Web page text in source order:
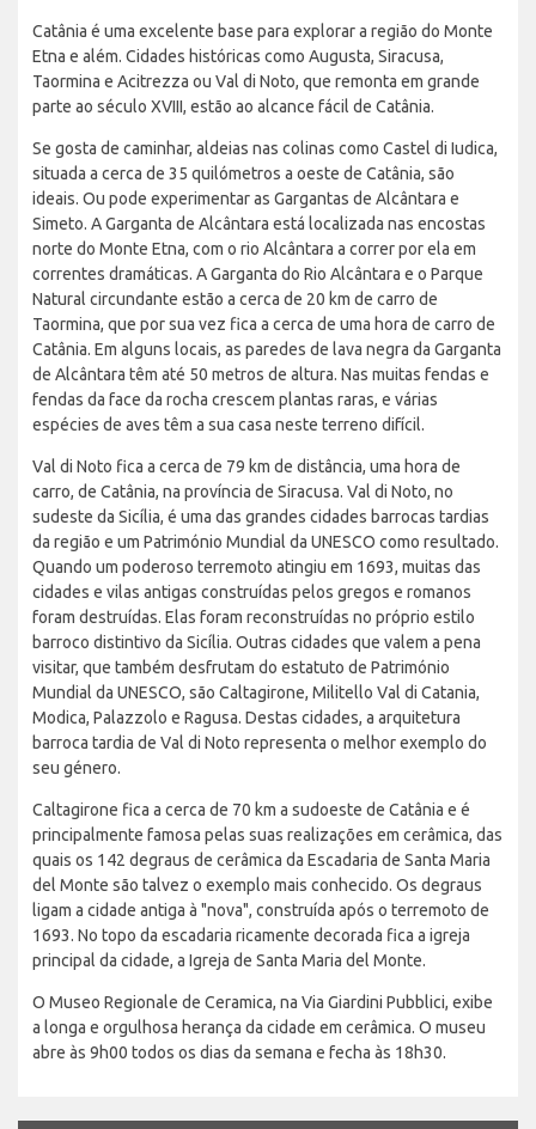
Catânia é uma excelente base para explorar a região do Monte
Etna e além. Cidades históricas como Augusta, Siracusa,
Taormina e Acitrezza ou Val di Noto, que remonta em grande
parte ao século XVIII, estão ao alcance fácil de Catânia.
Se gosta de caminhar, aldeias nas colinas como Castel di Iudica,
situada a cerca de 35 quilómetros a oeste de Catânia, são
ideais. Ou pode experimentar as Gargantas de Alcântara e
Simeto. A Garganta de Alcântara está localizada nas encostas
norte do Monte Etna, com o rio Alcântara a correr por ela em
correntes dramáticas. A Garganta do Rio Alcântara e o Parque
Natural circundante estão a cerca de 20 km de carro de
Taormina, que por sua vez fica a cerca de uma hora de carro de
Catânia. Em alguns locais, as paredes de lava negra da Garganta
de Alcântara têm até 50 metros de altura. Nas muitas fendas e
fendas da face da rocha crescem plantas raras, e várias
espécies de aves têm a sua casa neste terreno difícil.
Val di Noto fica a cerca de 79 km de distância, uma hora de
carro, de Catânia, na província de Siracusa. Val di Noto, no
sudeste da Sicília, é uma das grandes cidades barrocas tardias
da região e um Património Mundial da UNESCO como resultado.
Quando um poderoso terremoto atingiu em 1693, muitas das
cidades e vilas antigas construídas pelos gregos e romanos
foram destruídas. Elas foram reconstruídas no próprio estilo
barroco distintivo da Sicília. Outras cidades que valem a pena
visitar, que também desfrutam do estatuto de Património
Mundial da UNESCO, são Caltagirone, Militello Val di Catania,
Modica, Palazzolo e Ragusa. Destas cidades, a arquitetura
barroca tardia de Val di Noto representa o melhor exemplo do
seu género.
Caltagirone fica a cerca de 70 km a sudoeste de Catânia e é
principalmente famosa pelas suas realizações em cerâmica, das
quais os 142 degraus de cerâmica da Escadaria de Santa Maria
del Monte são talvez o exemplo mais conhecido. Os degraus
ligam a cidade antiga à "nova", construída após o terremoto de
1693. No topo da escadaria ricamente decorada fica a igreja
principal da cidade, a Igreja de Santa Maria del Monte.
O Museo Regionale de Ceramica, na Via Giardini Pubblici, exibe
a longa e orgulhosa herança da cidade em cerâmica. O museu
abre às 9h00 todos os dias da semana e fecha às 18h30.